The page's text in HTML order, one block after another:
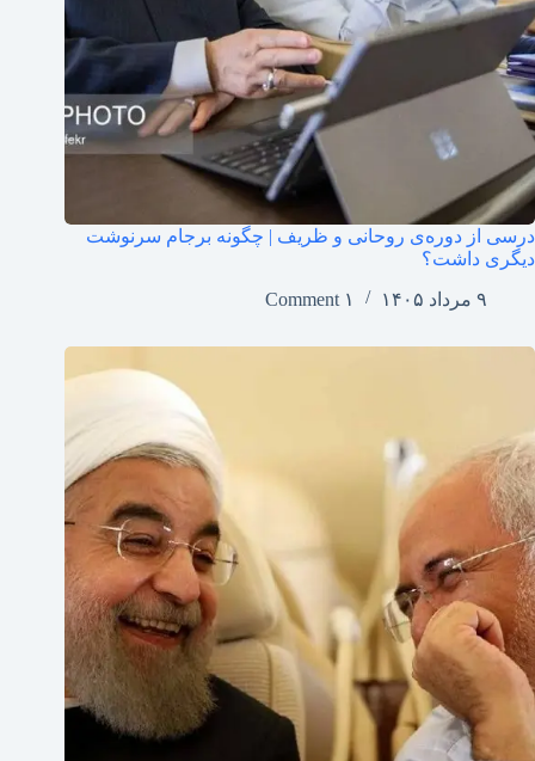
درسی از دوره‌ی روحانی و ظریف | چگونه برجام سرنوشت
دیگری داشت؟
۹ مرداد ۱۴۰۵
۱ Comment